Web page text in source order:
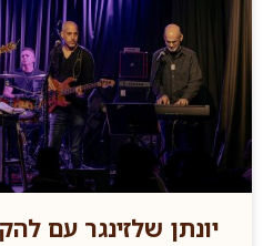
יונתן שלזינגר עם